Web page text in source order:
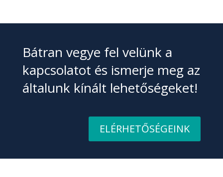
Bátran vegye fel velünk a
kapcsolatot és ismerje meg az
általunk kínált lehetőségeket!
ELÉRHETŐSÉGEINK